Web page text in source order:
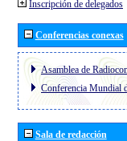
Inscripción de delegados
Conferencias conexas
Asamblea de
Conferencia Mundial
Sala de redacción